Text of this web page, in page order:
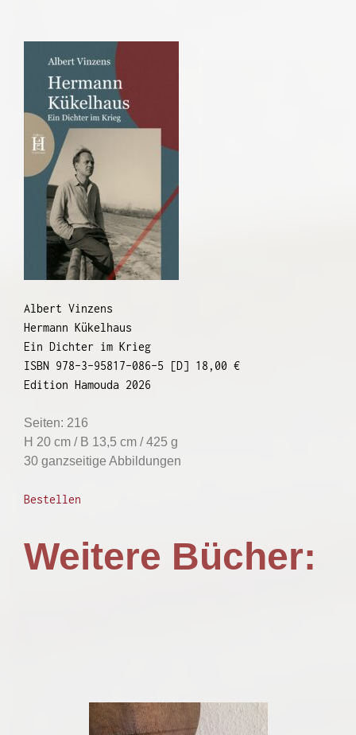
Albert Vinzens
Hermann Kükelhaus
Ein Dichter im Krieg
ISBN 978-3-95817-086-5 [D] 18,00 €
Edition Hamouda 2026
Seiten: 216
H 20 cm / B 13,5 cm / 425 g
30 ganzseitige Abbildungen
Bestellen
Weitere Bücher: